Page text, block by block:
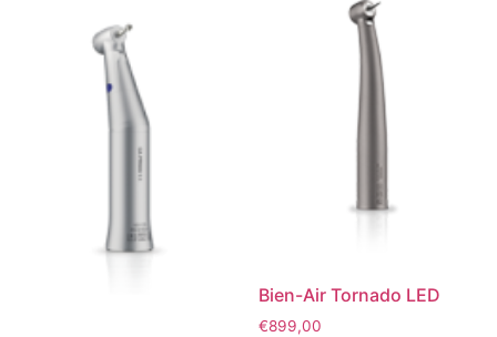
Bien-Air Tornado LED
€899,00